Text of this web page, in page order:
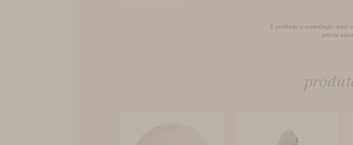
É proibida a reprodução total
prévia